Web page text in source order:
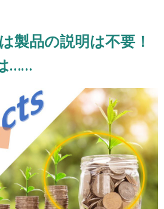
製品の説明は不要！
……